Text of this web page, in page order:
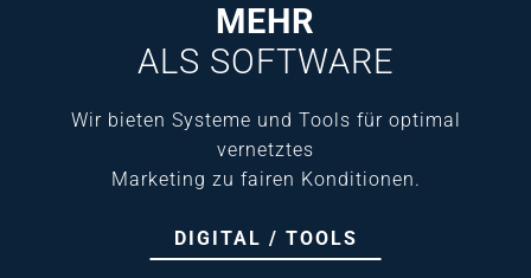
MEHR
ALS SOFTWARE
Wir bieten Systeme und Tools für optimal
vernetztes
Marketing zu fairen Konditionen.
DIGITAL / TOOLS